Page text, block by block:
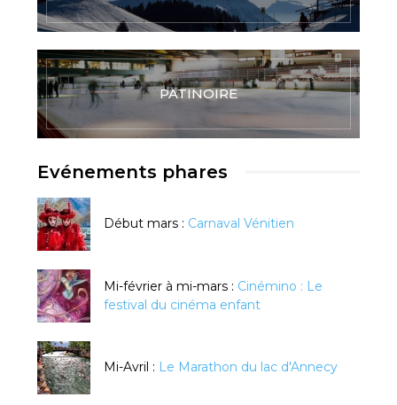
PATINOIRE
Evénements phares
Début mars : Carnaval Vénitien
Mi-février à mi-mars : Cinémino : Le
festival du cinéma enfant
Mi-Avril : Le Marathon du lac d'Annecy